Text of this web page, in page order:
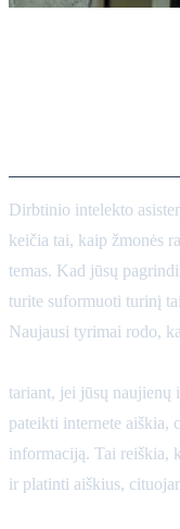
Dirbtinio intelekto
keičia tai, kaip žmonės
temas. Kad jūsų
turite suformuoti turinį
Naujausi tyrimai rodo,
tariant, jei jūsų naujienų
pateikti internete aiškia,
informaciją. Tai reiškia,
ir platinti aiškius,